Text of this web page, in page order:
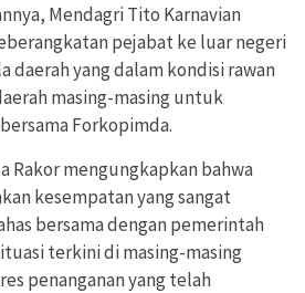
Mendagri Tito Karnavian
pejabat ke luar negeri
daerah yang dalam kondisi rawan
masing-masing untuk
Forkopimda.
Rakor mengungkapkan bahwa
kesempatan yang sangat
bersama dengan pemerintah
terkini di masing-masing
penanganan yang telah